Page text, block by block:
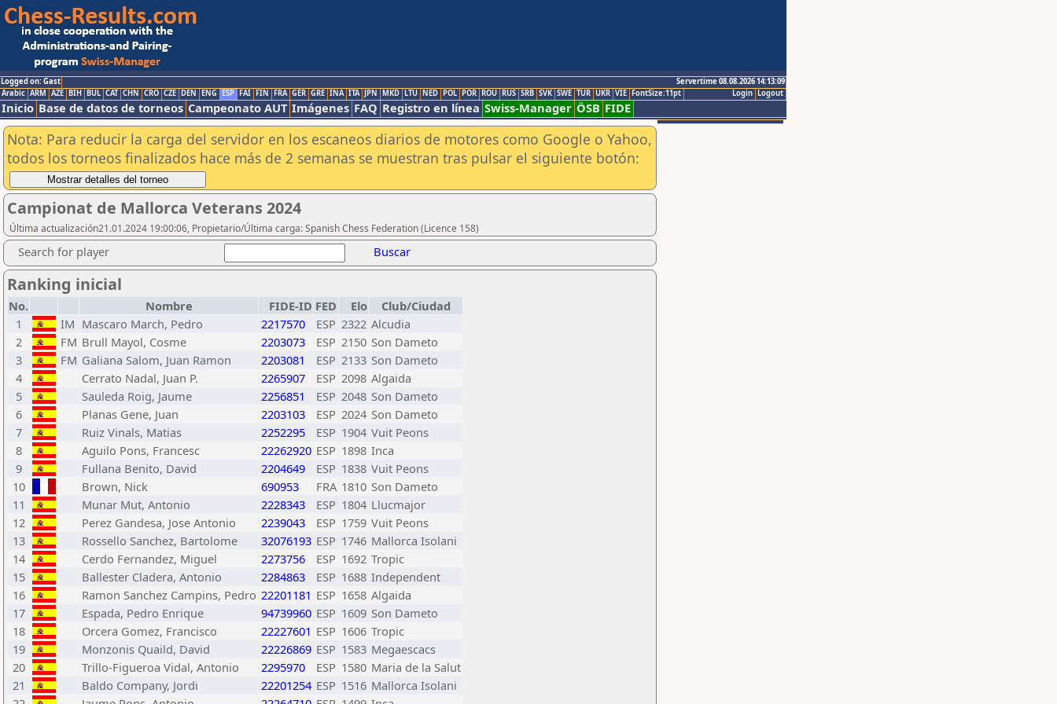
Logged on: Gast
Servertime 08.08.2026 14:13:09
Logout
Login
Arabic ARM AZE BIH BUL CAT CHN CRO CZE DEN ENG ESP FAI FIN FRA GER GRE INA ITA JPN MKD LTU NED POL POR ROU RUS SRB SVK SWE TUR UKR VIE FontSize:11pt
Inicio Base de datos de torneos Campeonato AUT Imágenes FAQ Registro en línea Swiss-Manager ÖSB FIDE
Nota: Para reducir la carga del servidor en los escaneos diarios de motores como Google o Yahoo,
todos los torneos finalizados hace más de 2 semanas se muestran tras pulsar el siguiente botón:
Campionat de Mallorca Veterans 2024
Última actualización21.01.2024 19:00:06, Propietario/Última carga: Spanish Chess Federation (Licence 158)
Search for player Buscar
Ranking inicial
No. Nombre FIDE-ID FED Elo
Club/Ciudad
1
IM Mascaro March, Pedro 2217570 ESP 2322 Alcudia
2
FM Brull Mayol, Cosme 2203073 ESP 2150 Son Dameto
3
FM Galiana Salom, Juan Ramon 2203081 ESP 2133 Son Dameto
4
Cerrato Nadal, Juan P. 2265907 ESP 2098 Algaida
5
Sauleda Roig, Jaume 2256851 ESP 2048 Son Dameto
6
Planas Gene, Juan 2203103 ESP 2024 Son Dameto
7
Ruiz Vinals, Matias 2252295 ESP 1904 Vuit Peons
8
Aguilo Pons, Francesc 22262920 ESP 1898 Inca
9
Fullana Benito, David 2204649 ESP 1838 Vuit Peons
10
Brown, Nick 690953 FRA 1810 Son Dameto
11
Munar Mut, Antonio 2228343 ESP 1804 Llucmajor
12
Perez Gandesa, Jose Antonio 2239043 ESP 1759 Vuit Peons
13
Rossello Sanchez, Bartolome 32076193 ESP 1746 Mallorca Isolani
14
Cerdo Fernandez, Miguel 2273756 ESP 1692 Tropic
15
Ballester Cladera, Antonio 2284863 ESP 1688 Independent
16
Ramon Sanchez Campins, Pedro 22201181 ESP 1658 Algaida
17
Espada, Pedro Enrique 94739960 ESP 1609 Son Dameto
18
Orcera Gomez, Francisco 22227601 ESP 1606 Tropic
19
Monzonis Quaild, David 22226869 ESP 1583 Megaescacs
20
Trillo-Figueroa Vidal, Antonio 2295970 ESP 1580 Maria de la Salut
21
Baldo Company, Jordi 22201254 ESP 1516 Mallorca Isolani